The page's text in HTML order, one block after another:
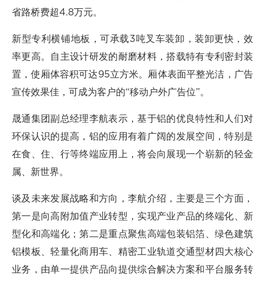
省路桥费超4.8万元。
新型专利横铺地板，可承载3吨叉车装卸，装卸更快，效
率更高。自主设计研发的耐磨材料，搭载特有专利密封装
置，使厢体容积可达95立方米。厢体表面平整光洁，广告
宣传效果佳，可成为客户的“移动户外广告位”。
晟通集团副总经理李航表示，基于铝的优良特性和人们对
环保认识的提高，铝的应用有着广阔的发展空间，特别是
在食、住、行等终端应用上，将会向展现一个崭新的轻金
属、新世界。
谈及未来发展战略和方向，李航介绍，主要是三个方面，
第一是向高附加值产业转型，实现产业产品的终端化、新
型化和高端化；第二是重点聚焦高端包装铝箔、绿色建筑
铝模板、轻量化商用车、精密工业轨道交通型材四大核心
业务，由单一提供产品向提供综合解决方案和平台服务转